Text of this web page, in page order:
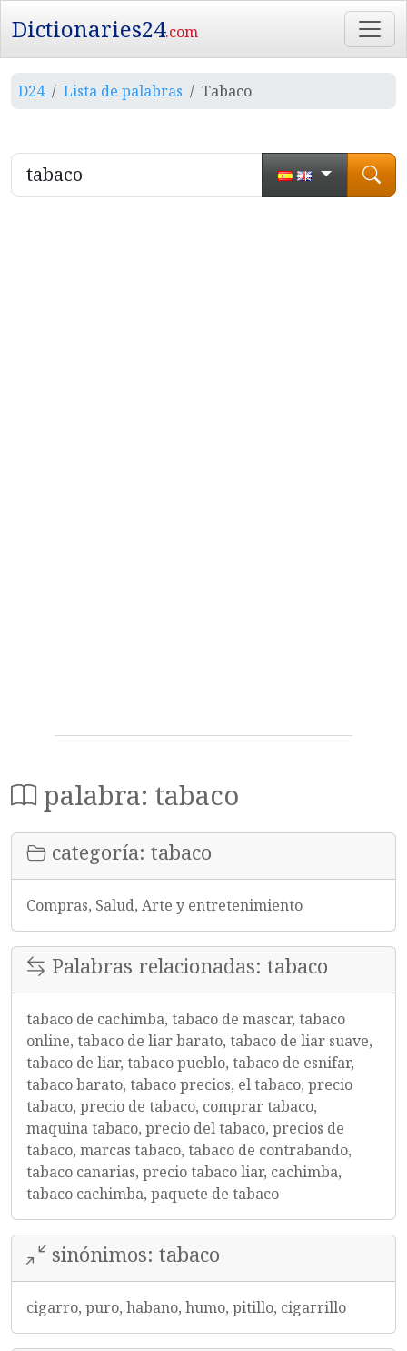
Dictionaries24.com
D24 Lista de palabras Tabaco
palabra: tabaco
categoría: tabaco
Compras, Salud, Arte y entretenimiento
Palabras relacionadas: tabaco
tabaco de cachimba, tabaco de mascar, tabaco
online, tabaco de liar barato, tabaco de liar suave,
tabaco de liar, tabaco pueblo, tabaco de esnifar,
tabaco barato, tabaco precios, el tabaco, precio
tabaco, precio de tabaco, comprar tabaco,
maquina tabaco, precio del tabaco, precios de
tabaco, marcas tabaco, tabaco de contrabando,
tabaco canarias, precio tabaco liar, cachimba,
tabaco cachimba, paquete de tabaco
sinónimos: tabaco
cigarro, puro, habano, humo, pitillo, cigarrillo